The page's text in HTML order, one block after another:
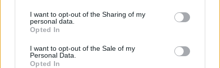
not limited to your visit or usage behaviour. You may click to
grant or deny consent to Google and its third-party tags to
use your data for below specified purposes in below Google
consent section.
I want to opt-out of the Sharing of my
personal data.
Opted In
I want to opt-out of the Sale of my
Personal Data.
Opted In